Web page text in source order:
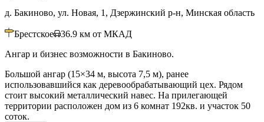
д. Бакиново, ул. Новая, 1, Дзержинский р-н, Минская область
Брестское 36.9 км от МКАД
Ангар и бизнес возможности в Бакиново.
Большой ангар (15×34 м, высота 7,5 м), ранее
использовавшийся как деревообрабатывающий цех. Рядом
стоит высокий металлический навес. На прилегающей
территории расположен дом из 6 комнат 192кв. и участок 50
соток.